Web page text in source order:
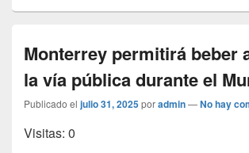
Monterrey permitirá beber
la vía pública durante el
Publicado el julio 31, 2025poradmin—No hay
Visitas: 0